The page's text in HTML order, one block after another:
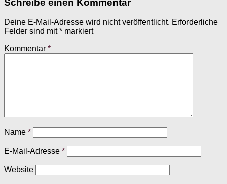
Schreibe einen Kommentar
Deine E-Mail-Adresse wird nicht veröffentlicht. Erforderliche
Felder sind mit* markiert
Kommentar *
Name *
E-Mail-Adresse *
Website